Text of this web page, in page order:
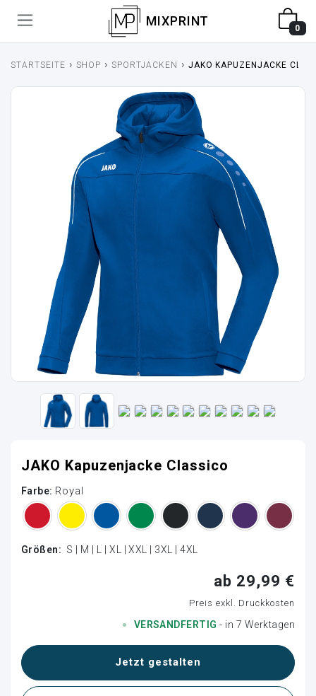
MIXPRINT
0
STARTSEITE › SHOP ›SPORTJACKEN › JAKO KAPUZENJACKE
JAKO Kapuzenjacke Classico
Farbe: Royal
Größen: S | M | L | XL | XXL | 3XL | 4XL
ab 29,99 €
Preis exkl. Druckkosten
Loading...
VERSANDFERTIG - in 7 Werktagen
Jetzt gestalten